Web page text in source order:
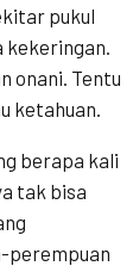
pukul
kekeringan.
onani. Tentu
ketahuan.
berapa kali
tak bisa
perempuan